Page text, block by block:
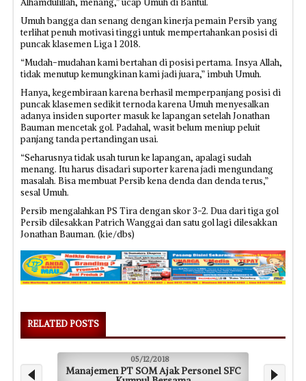
Alhamdulillah, menang,” ucap Umuh di Bantul.
Umuh bangga dan senang dengan kinerja pemain Persib yang
terlihat penuh motivasi tinggi untuk mempertahankan posisi di
puncak klasemen Liga 1 2018.
“Mudah-mudahan kami bertahan di posisi pertama. Insya Allah,
tidak menutup kemungkinan kami jadi juara,” imbuh Umuh.
Hanya, kegembiraan karena berhasil memperpanjang posisi di
puncak klasemen sedikit ternoda karena Umuh menyesalkan
adanya insiden suporter masuk ke lapangan setelah Jonathan
Bauman mencetak gol. Padahal, wasit belum meniup peluit
panjang tanda pertandingan usai.
“Seharusnya tidak usah turun ke lapangan, apalagi sudah
menang. Itu harus disadari suporter karena jadi mengundang
masalah. Bisa membuat Persib kena denda dan denda terus,”
sesal Umuh.
Persib mengalahkan PS Tira dengan skor 3-2. Dua dari tiga gol
Persib dilesakkan Patrich Wanggai dan satu gol lagi dilesakkan
Jonathan Bauman. (kie/dbs)
RELATED POSTS
05/12/2018
Manajemen PT SOM Ajak Personel SFC